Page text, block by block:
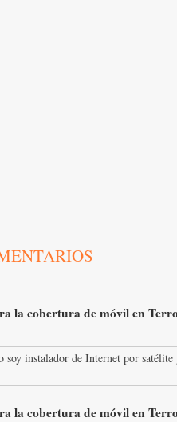
la cobertura de móvil en
soy instalador de Internet por
la cobertura de móvil en